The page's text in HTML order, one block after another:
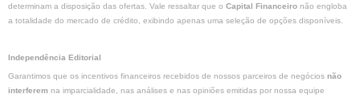
determinam a disposição das ofertas. Vale ressaltar que o Capital Financeiro não engloba
a totalidade do mercado de crédito, exibindo apenas uma seleção de opções disponíveis.
Independência Editorial
Garantimos que os incentivos financeiros recebidos de nossos parceiros de negócios não
interferem na imparcialidade, nas análises e nas opiniões emitidas por nossa equipe